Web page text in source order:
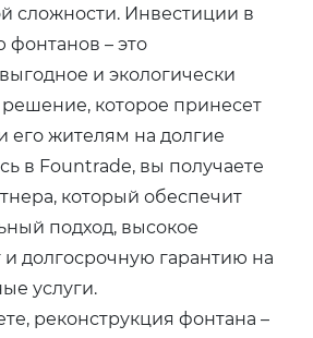
сложности. Инвестиции в
фонтанов – это
и экологически
решение, которое принесет
его жителям на долгие
в Fountrade, вы получаете
который обеспечит
подход, высокое
и долгосрочную гарантию на
услуги.
реконструкция фонтана –